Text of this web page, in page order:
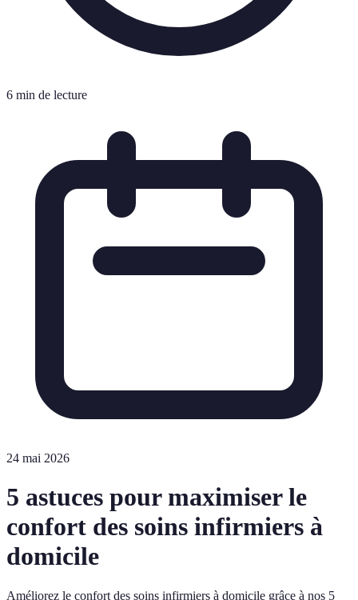
6 min de lecture
24 mai 2026
5 astuces pour maximiser le
confort des soins infirmiers à
domicile
Améliorez le confort des soins infirmiers à domicile grâce à nos 5